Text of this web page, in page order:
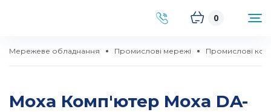
0
Мережеве обладнання Промислові мережі Промислові
Moxa Комп'ютер Moxa DA-